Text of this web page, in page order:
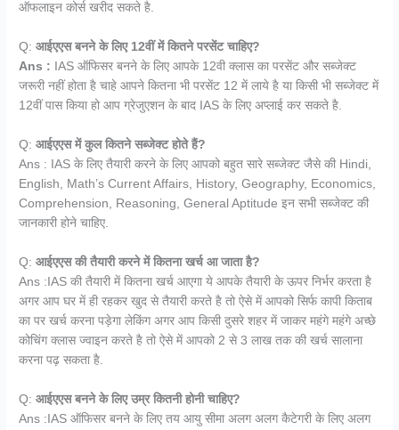
ऑफलाइन कोर्स खरीद सकते है.
Q:आईएएस बनने के लिए 12वीं में कितने परसेंट चाहिए?
Ans : IAS ऑफिसर बनने के लिए आपके 12वी क्लास का परसेंट और सब्जेक्ट
जरूरी नहीं होता है चाहे आपने कितना भी परसेंट 12 में लाये है या किसी भी सब्जेक्ट में
12वीं पास किया हो आप ग्रेजुएशन के बाद IAS के लिए अप्लाई कर सकते है.
Q:आईएएस में कुल कितने सब्जेक्ट होते हैं?
Ans : IAS के लिए तैयारी करने के लिए आपको बहुत सारे सब्जेक्ट जैसे की Hindi,
English, Math’s Current Affairs, History, Geography, Economics,
Comprehension, Reasoning, General Aptitude इन सभी सब्जेक्ट की
जानकारी होने चाहिए.
Q:आईएएस की तैयारी करने में कितना खर्च आ जाता है?
Ans :IAS की तैयारी में कितना खर्च आएगा ये आपके तैयारी के ऊपर निर्भर करता है
अगर आप घर में ही रहकर खुद से तैयारी करते है तो ऐसे में आपको सिर्फ कापी किताब
का पर खर्च करना पड़ेगा लेकिंग अगर आप किसी दुसरे शहर में जाकर महंगे महंगे अच्छे
कोचिंग क्लास ज्वाइन करते है तो ऐसे में आपको 2 से 3 लाख तक की खर्च सालाना
करना पढ़ सकता है.
Q:आईएएस बनने के लिए उम्र कितनी होनी चाहिए?
Ans :IAS ऑफिसर बनने के लिए तय आयु सीमा अलग अलग कैटेगरी के लिए अलग